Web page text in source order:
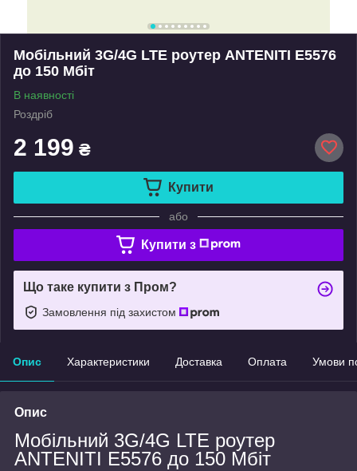
Мобільний 3G/4G LTE роутер ANTENITI E5576
до 150 Мбіт
В наявності
Роздріб
2 199 ₴
Купити
або
Купити з
Що таке купити з Пром?
Замовлення під захистом
Опис Характеристики Доставка Оплата Умови
Опис
Мобільний 3G/4G LTE роутер
ANTENITI E5576 до 150 Мбіт